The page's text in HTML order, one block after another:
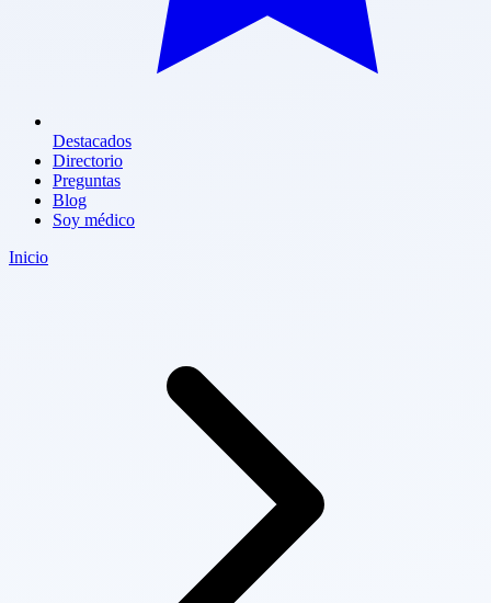
Destacados
Directorio
Preguntas
Blog
Soy médico
Inicio